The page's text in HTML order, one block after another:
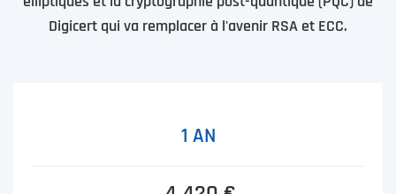
Digicert qui va remplacer à l'avenir RSA et ECC.
1 AN